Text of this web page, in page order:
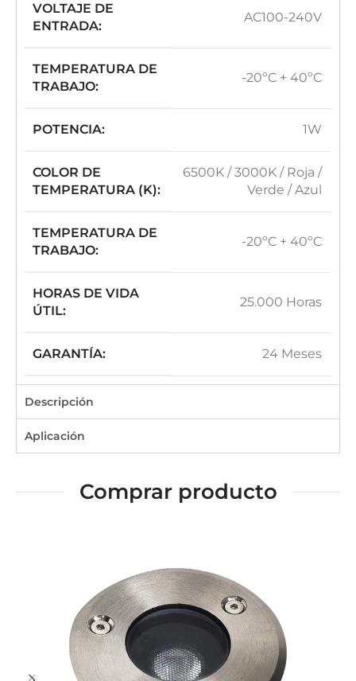
VOLTAJE DE
ENTRADA:
AC100-240V
TEMPERATURA DE
TRABAJO:
-20ºC + 40ºC
POTENCIA: 1W
COLOR DE
TEMPERATURA (K):
6500K / 3000K / Roja /
Verde / Azul
TEMPERATURA DE
TRABAJO:
-20ºC + 40ºC
HORAS DE VIDA
ÚTIL:
25.000 Horas
GARANTÍA: 24 Meses
Descripción
Aplicación
Comprar producto